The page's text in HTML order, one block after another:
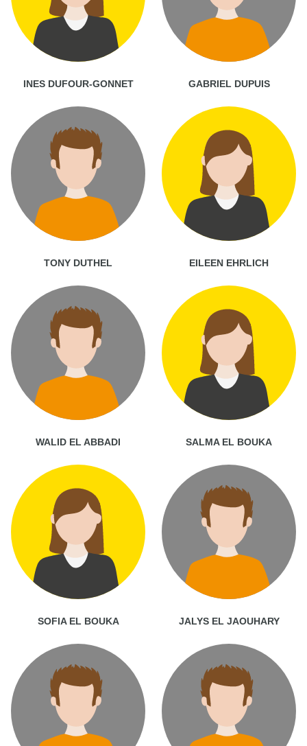
INES DUFOUR-GONNET GABRIEL DUPUIS
TONY DUTHEL EILEEN EHRLICH
WALID EL ABBADI SALMA EL BOUKA
SOFIA EL BOUKA JALYS EL JAOUHARY